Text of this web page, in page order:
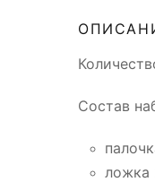
Состав
ложка